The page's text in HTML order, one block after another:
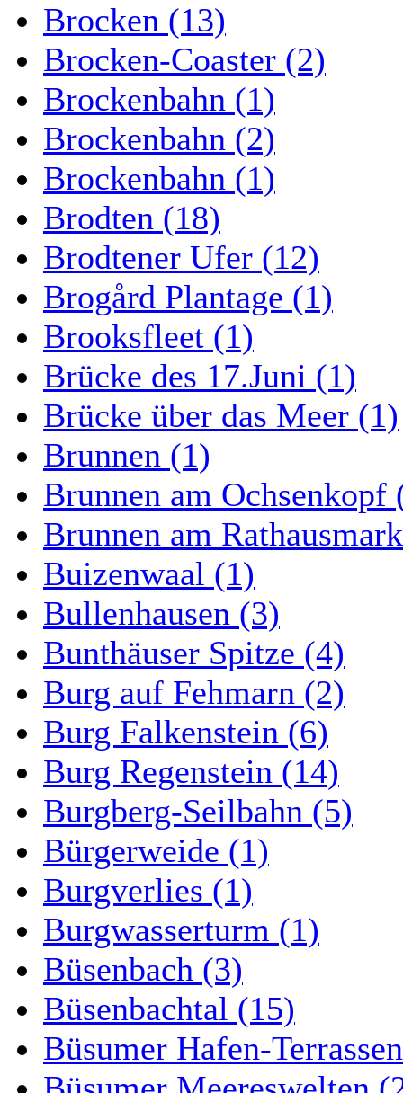
Brocken (13)
Brocken-Coaster (2)
Brockenbahn (1)
Brockenbahn (2)
Brockenbahn (1)
Brodten (18)
Brodtener Ufer (12)
Brogård Plantage (1)
Brooksfleet (1)
Brücke des 17.Juni (1)
Brücke über das Meer (1)
Brunnen (1)
Brunnen am Ochsenkopf
Brunnen am
Buizenwaal (1)
Bullenhausen (3)
Bunthäuser Spitze (4)
Burg auf Fehmarn (2)
Burg Falkenstein (6)
Burg Regenstein (14)
Burgberg-Seilbahn (5)
Bürgerweide (1)
Burgverlies (1)
Burgwasserturm (1)
Büsenbach (3)
Büsenbachtal (15)
Büsumer Hafen-